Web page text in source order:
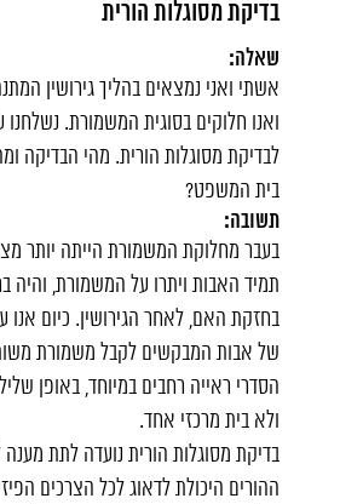
בדיקת מסוגלות הורית
שאלה:
אשתי ואני נמצאים בהליך גירושין
ואנו חלוקים בסוגית המשמורת.
לבדיקת מסוגלות הורית. מהי הבדיקה
בית המשפט?
תשובה:
בעבר מחלוקת המשמורת הייתה יותר
תמיד האבות ויתרו על המשמורת, והיה
בחזקת האם, לאחר הגירושין. כיום אנו
של אבות המבקשים לקבל משמורת
הסדרי ראייה רחבים במיוחד, באופן
ולא בית מרכזי אחד.
בדיקת מסוגלות הורית נועדה לתת
ההורים היכולת לדאוג לכל הצרכים